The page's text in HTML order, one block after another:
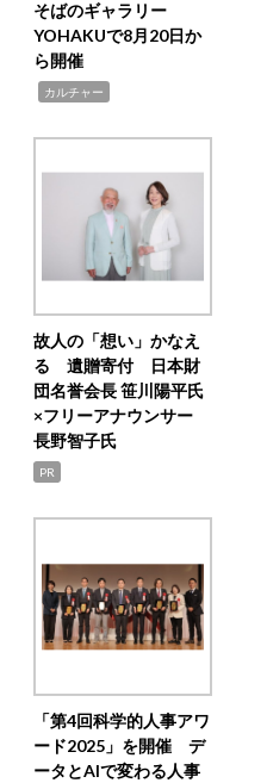
そばのギャラリー
YOHAKUで8月20日か
ら開催
カルチャー
故人の「想い」かなえ
る 遺贈寄付 日本財
団名誉会長 笹川陽平氏
×フリーアナウンサー
長野智子氏
PR
「第4回科学的人事アワ
ード2025」を開催 デ
ータとAIで変わる人事